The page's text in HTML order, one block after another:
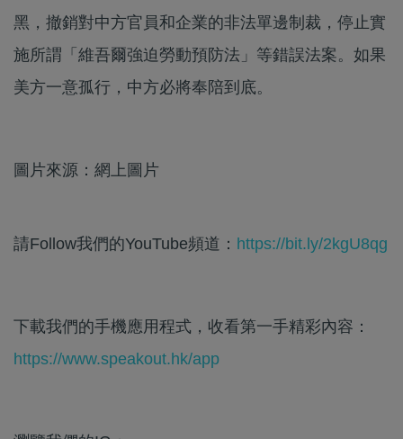
黑，撤銷對中方官員和企業的非法單邊制裁，停止實
施所謂「維吾爾強迫勞動預防法」等錯誤法案。如果
美方一意孤行，中方必將奉陪到底。
圖片來源：網上圖片
請Follow我們的YouTube頻道： https://bit.ly/2kgU8qg
下載我們的手機應用程式，收看第一手精彩內容：
https://www.speakout.hk/app